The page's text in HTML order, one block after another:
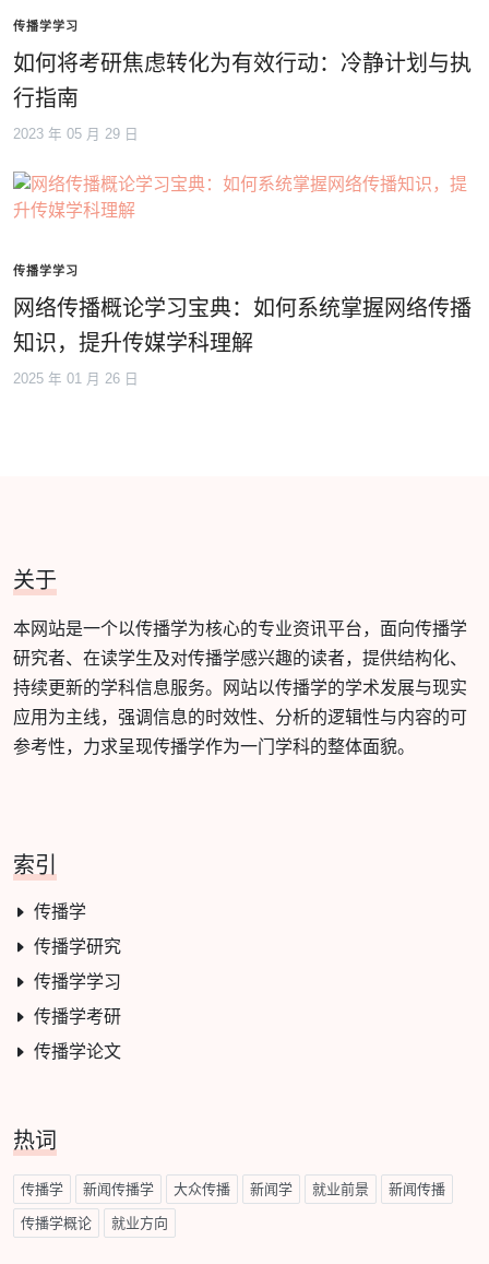
传播学学习
如何将考研焦虑转化为有效行动：冷静计划与执
行指南
2023 年 05 月 29 日
传播学学习
网络传播概论学习宝典：如何系统掌握网络传播
知识，提升传媒学科理解
2025 年 01 月 26 日
关于
本网站是一个以传播学为核心的专业资讯平台，面向传播学
研究者、在读学生及对传播学感兴趣的读者，提供结构化、
持续更新的学科信息服务。网站以传播学的学术发展与现实
应用为主线，强调信息的时效性、分析的逻辑性与内容的可
参考性，力求呈现传播学作为一门学科的整体面貌。
索引
传播学
传播学研究
传播学学习
传播学考研
传播学论文
热词
传播学 新闻传播学 大众传播 新闻学 就业前景 新闻传播
传播学概论 就业方向